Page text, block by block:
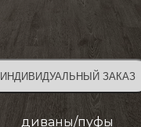
ИНДИВИДУАЛЬНЫЙ ЗАКАЗ
диваны/пуфы